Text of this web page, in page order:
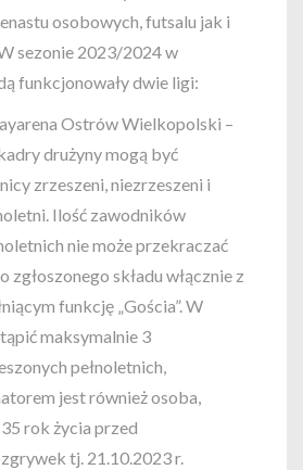
osobowych, futsalu jak i
sezonie 2023/2024 w
funkcjonowały dwie ligi:
Ostrów Wielkopolski –
drużyny mogą być
zrzeszeni, niezrzeszeni i
Ilość zawodników
nie może przekraczać
zgłoszonego składu włącznie z
funkcję „Gościa”. W
maksymalnie 3
pełnoletnich,
jest również osoba,
rok życia przed
tj. 21.10.2023 r.